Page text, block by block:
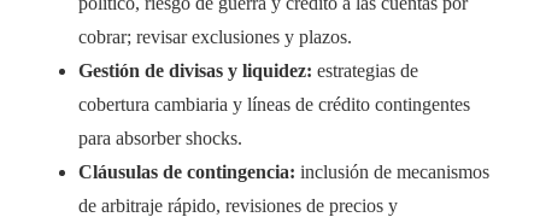
cobrar; revisar exclusiones y plazos.
Gestión de divisas y liquidez: estrategias de
cobertura cambiaria y líneas de crédito contingentes
para absorber shocks.
Cláusulas de contingencia: inclusión de mecanismos
de arbitraje rápido, revisiones de precios y